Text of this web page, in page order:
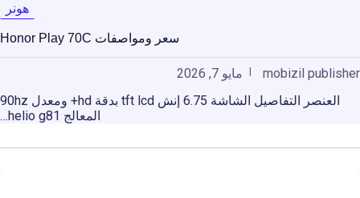
هونر
سعر ومواصفات Honor Play 70C
mobizil publisher
مايو 7, 2026
العنصر التفاصيل الشاشة 6.75 إنش tft lcd بدقة hd+ ومعدل 90hz
المعالج helio g81…